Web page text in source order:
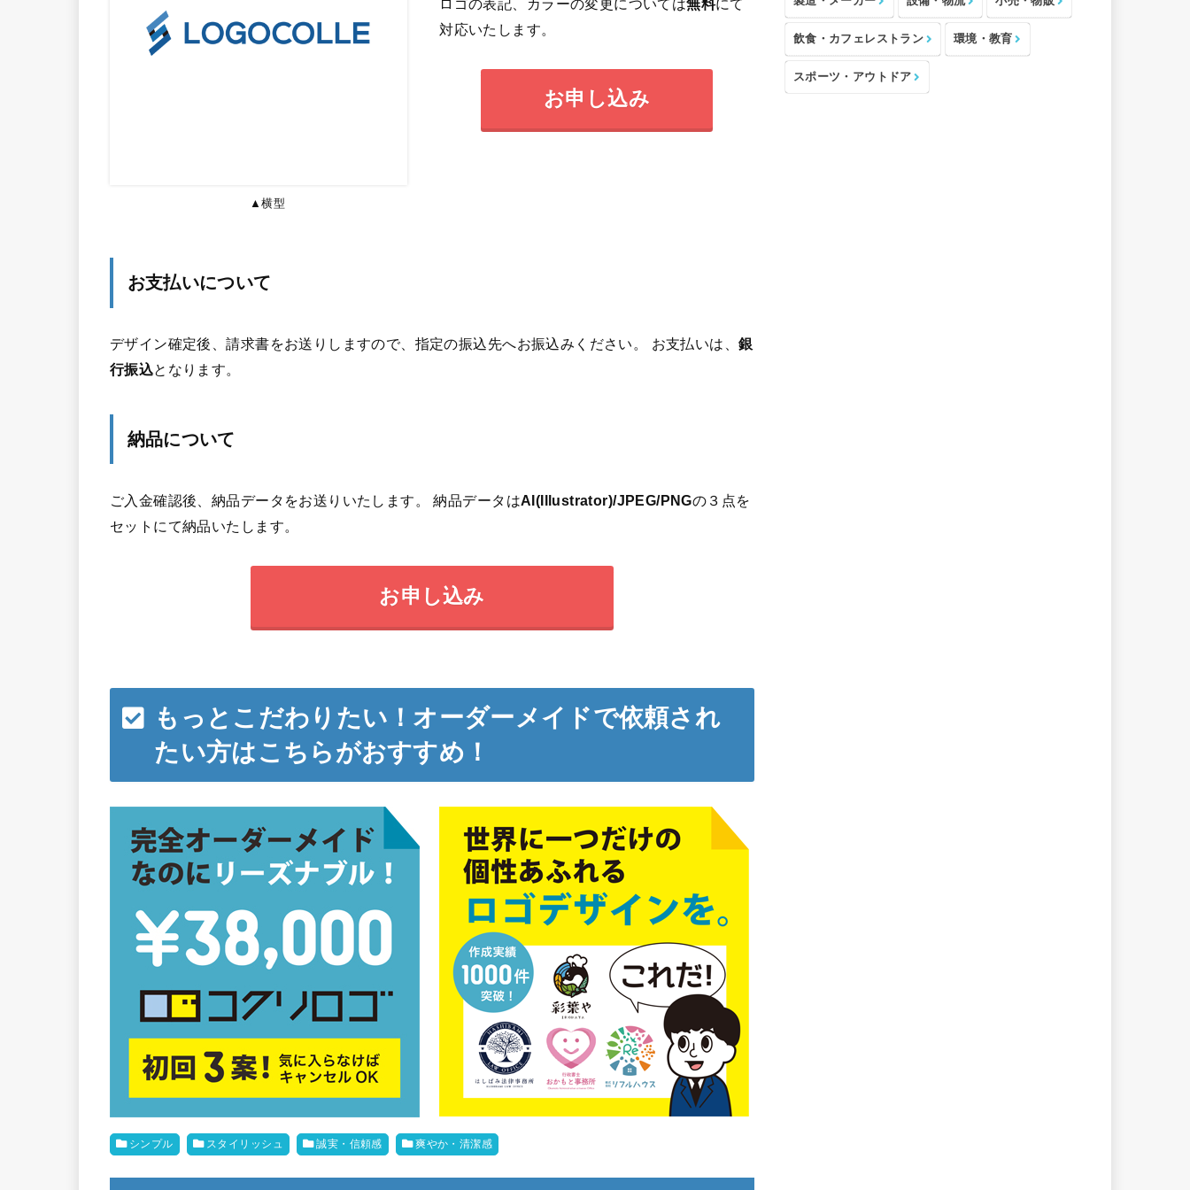
▲横型
ロゴの表記、カラーの変更については無料にて
対応いたします。
お申し込み
お支払いについて
デザイン確定後、請求書をお送りしますので、指定の振込先へお振込みください。 お支払いは、銀
行振込となります。
納品について
ご入金確認後、納品データをお送りいたします。 納品データはAI(Illustrator)/JPEG/PNGの３点を
セットにて納品いたします。
お申し込み
もっとこだわりたい！オーダーメイドで依頼され
たい方はこちらがおすすめ！
シンプル スタイリッシュ 誠実・信頼感 爽やか・清潔感
飲食・カフェレストラン 環境・教育
スポーツ・アウトドア